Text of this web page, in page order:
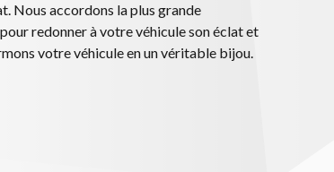
Nous accordons la plus grande
redonner à votre véhicule son éclat et
votre véhicule en un véritable bijou.